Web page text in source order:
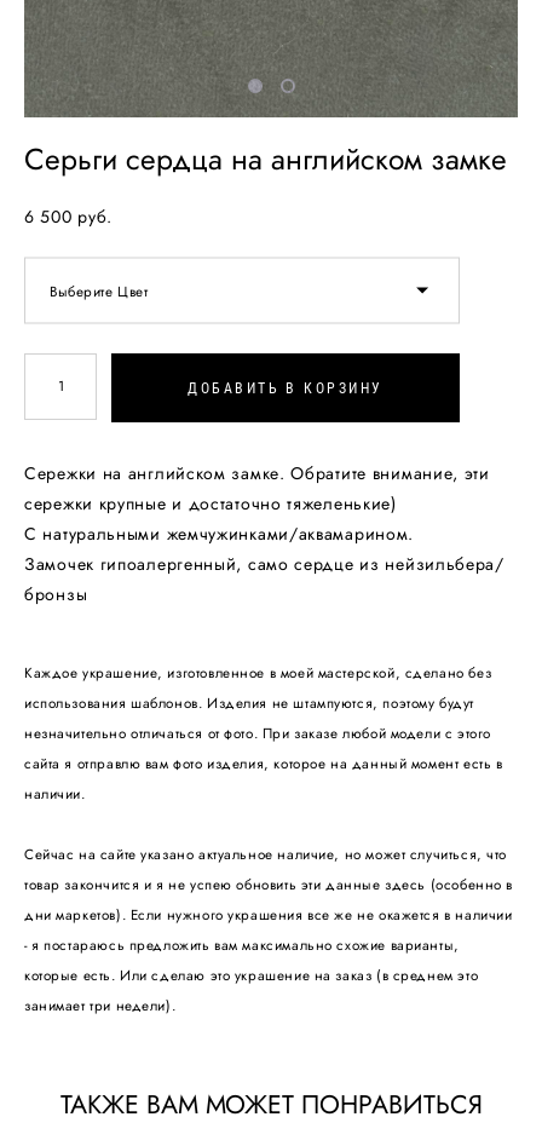
Серьги сердца на английском замке
6 500 pуб.
Выберите Цвет
ДОБАВИТЬ В КОРЗИНУ
Сережки на английском замке. Обратите внимание, эти
сережки крупные и достаточно тяжеленькие)
С натуральными жемчужинками/аквамарином.
Замочек гипоалергенный, само сердце из нейзильбера/
бронзы
Каждое украшение, изготовленное в моей мастерской, сделано без
использования шаблонов. Изделия не штампуются, поэтому будут
незначительно отличаться от фото. При заказе любой модели с этого
сайта я отправлю вам фото изделия, которое на данный момент есть в
наличии.
Сейчас на сайте указано актуальное наличие, но может случиться, что
товар закончится и я не успею обновить эти данные здесь (особенно в
дни маркетов). Если нужного украшения все же не окажется в наличии
- я постараюсь предложить вам максимально схожие варианты,
которые есть. Или сделаю это украшение на заказ (в среднем это
занимает три недели).
ТАКЖЕ ВАМ МОЖЕТ ПОНРАВИТЬСЯ